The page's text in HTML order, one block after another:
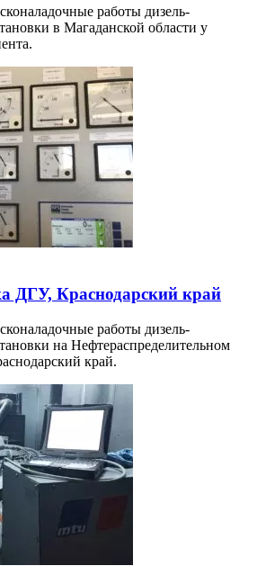
работы дизель-
в Магаданской области у
ДГУ, Краснодарский край
работы дизель-
на Нефтераспределительном
край.